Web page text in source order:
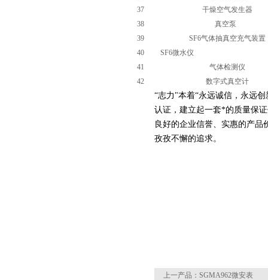
37
干燥空气发生器
38
真空泵
39
SF6气体抽真空充气装置
40
SF6微水仪
41
气体检测仪
42
数字式真空计
“志力"本着“永远诚信，永远
认证，建立起一套*的质量保
良好的企业信誉、实惠的产
孜孜不懈的追求。
上一产品： SGMA962微安表